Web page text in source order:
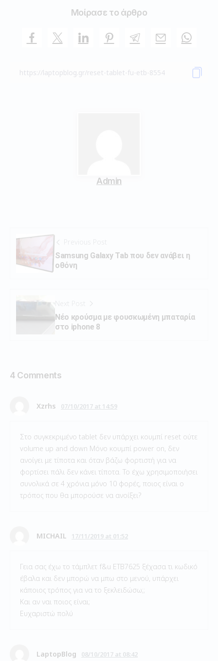
Μοίρασε το άρθρο
Admin
Previous Post
Samsung Galaxy Tab που δεν ανάβει η
οθόνη
Next Post
Νέο κρούσμα με φουσκωμένη μπαταρία
στο iphone 8
4 Comments
Xzrhs 07/10/2017 at 14:59
Στο συγκεκριμένο tablet δεν υπάρχει κουμπί reset ούτε
volume up and down Μόνο κουμπί power on, δεν
ανοίγει με τίποτα και όταν βάζω φορτιστή για να
φορτίσει πάλι δεν κάνει τίποτα. Το έχω χρησιμοποιήσει
συνολικά σε 4 χρόνια μόνο 10 φορές, ποιος είναι ο
τρόπος που θα μπορούσε να ανοίξει?
MICHAIL 17/11/2019 at 01:52
Γεια σας έχω το τάμπλετ f&u ETB7625 ξέχασα τι κωδικό
έβαλα και δεν μπορώ να μπω στο μενού, υπάρχει
κάποιος τρόπος για να το ξεκλειδώσω;;
Και αν ναι ποιος είναι;
Ευχαριστώ πολύ
LaptopBlog 08/10/2017 at 08:42